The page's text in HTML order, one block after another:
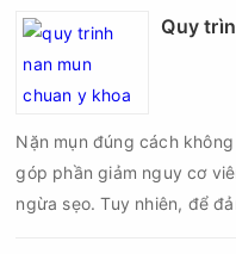
nếu chăm sóc không
da sau nặn mụn không
mà còn góp phần giảm
Quy
Nặn mụn đúng cách
góp phần giảm nguy cơ
ngừa sẹo. Tuy nhiên, để